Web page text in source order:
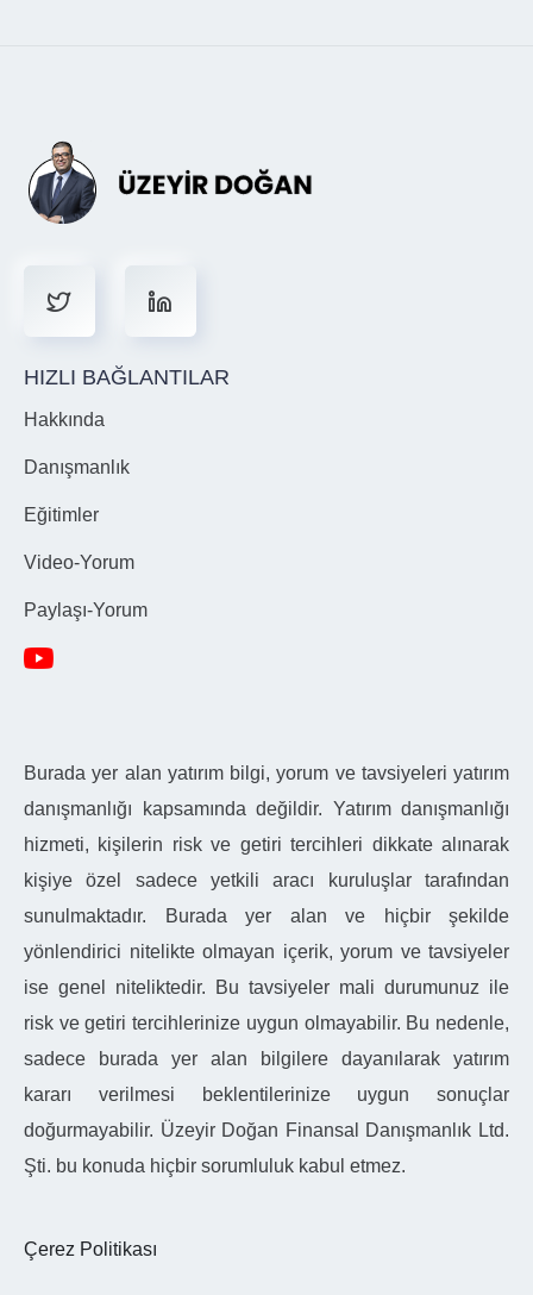
HIZLI BAĞLANTILAR
Hakkında
Danışmanlık
Eğitimler
Video-Yorum
Paylaşı-Yorum
Burada yer alan yatırım bilgi, yorum ve tavsiyeleri yatırım
danışmanlığı kapsamında değildir. Yatırım danışmanlığı
hizmeti, kişilerin risk ve getiri tercihleri dikkate alınarak
kişiye özel sadece yetkili aracı kuruluşlar tarafından
sunulmaktadır. Burada yer alan ve hiçbir şekilde
yönlendirici nitelikte olmayan içerik, yorum ve tavsiyeler
ise genel niteliktedir. Bu tavsiyeler mali durumunuz ile
risk ve getiri tercihlerinize uygun olmayabilir. Bu nedenle,
sadece burada yer alan bilgilere dayanılarak yatırım
kararı verilmesi beklentilerinize uygun sonuçlar
doğurmayabilir. Üzeyir Doğan Finansal Danışmanlık Ltd.
Şti. bu konuda hiçbir sorumluluk kabul etmez.
Çerez Politikası